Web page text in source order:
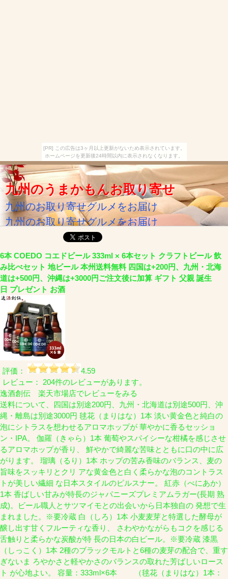
[PR] この広告は3ヶ月以上更新がないため表示されています。
ホームページを更新後24時間以内に表示されなくなります。
九州のうまかもんお取り寄せ
九州のお取り寄せグルメをお届け
九州のお取り寄せグルメをお届け
6本 COEDO コエドビール 333ml × 6本セット クラフトビール 飲
み比べセット 地ビール 本州送料無料 四国は+200円、九州・北海
道は+500円、沖縄は+3000円ご注文後に加算 ギフト 父親 誕生
日 プレゼント お酒
評価：
4.59
レビュー： 204件のレビューがあります。
逸酒創伝 楽天市場店でレビューをみる
送料について、四国は別途200円、九州・北海道は別途500円、沖
縄・離島は別途3000円 毬花（まりはな）1本 淡い黄金色と純白の
泡にシトラスを想わせるアロマホップが 華やかに香るセッショ
ン・IPA。 伽羅（きゃら）1本 葡萄やスパイシーな柑橘を感じさせ
るアロマホップが香り、 鮮やかで綺麗な苦味とともに口の中に広
がります。 瑠璃（るり）1本 ホップの苦み香味のバランス、麦の
旨味をスッキリとクリ アな黄金色と白く柔らかな泡のコントラス
トが美しい繊細 な日本スタイルのピルスナー。 紅赤（べにあか）
1本 香ばしい甘みが特長のジャパニーズプレミアムラガー(長期 熟
成)。ビール職人とサツマイモとの出会いから日本独自の 発想で生
まれました。※要冷蔵 白（しろ）1本 小麦麦芽と特選した酵母が
醸し出す甘くフルーティな香り、 さわやかながらもコクを感じる
舌触りと柔らかな炭酸が特 長の日本の白ビール。※要冷蔵 漆黒
（しっこく）1本 2種のブラックモルトと6種の麦芽の配合で、重す
ぎないま ろやかさと軽やかさのバランスの取れた芳ばしいロース
ト が心地よい。 容量：333ml×6本 （毬花（まりはな）1本：